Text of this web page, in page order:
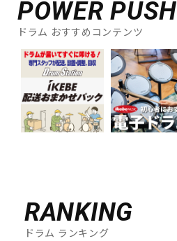
POWER PUSH
ドラム おすすめコンテンツ
RANKING
ドラム ランキング